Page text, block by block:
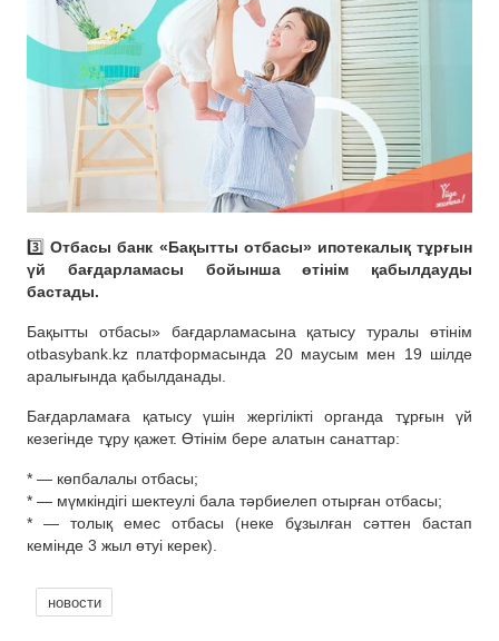
3️⃣Отбасы банк «Бақытты отбасы» ипотекалық тұрғын
үй бағдарламасы бойынша өтінім қабылдауды
бастады.
Бақытты отбасы» бағдарламасына қатысу туралы өтінім
otbasybank.kz платформасында 20 маусым мен 19 шілде
аралығында қабылданады.
Бағдарламаға қатысу үшін жергілікті органда тұрғын үй
кезегінде тұру қажет. Өтінім бере алатын санаттар:
* — көпбалалы отбасы;
* — мүмкіндігі шектеулі бала тәрбиелеп отырған отбасы;
* — толық емес отбасы (неке бұзылған сәттен бастап
кемінде 3 жыл өтуі керек).
новости